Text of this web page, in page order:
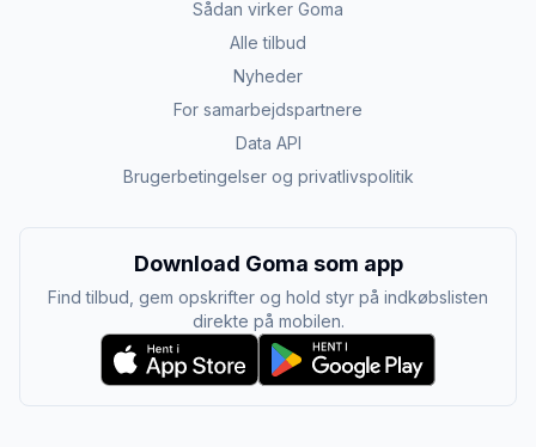
Sådan virker Goma
Alle tilbud
Nyheder
For samarbejdspartnere
Data API
Brugerbetingelser og privatlivspolitik
Download Goma som app
Find tilbud, gem opskrifter og hold styr på indkøbslisten
direkte på mobilen.